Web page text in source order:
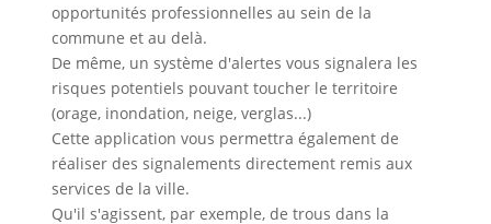
opportunités professionnelles au sein de la
commune et au delà.
De même, un système d'alertes vous signalera les
risques potentiels pouvant toucher le territoire
(orage, inondation, neige, verglas...)
Cette application vous permettra également de
réaliser des signalements directement remis aux
services de la ville.
Qu'il s'agissent, par exemple, de trous dans la